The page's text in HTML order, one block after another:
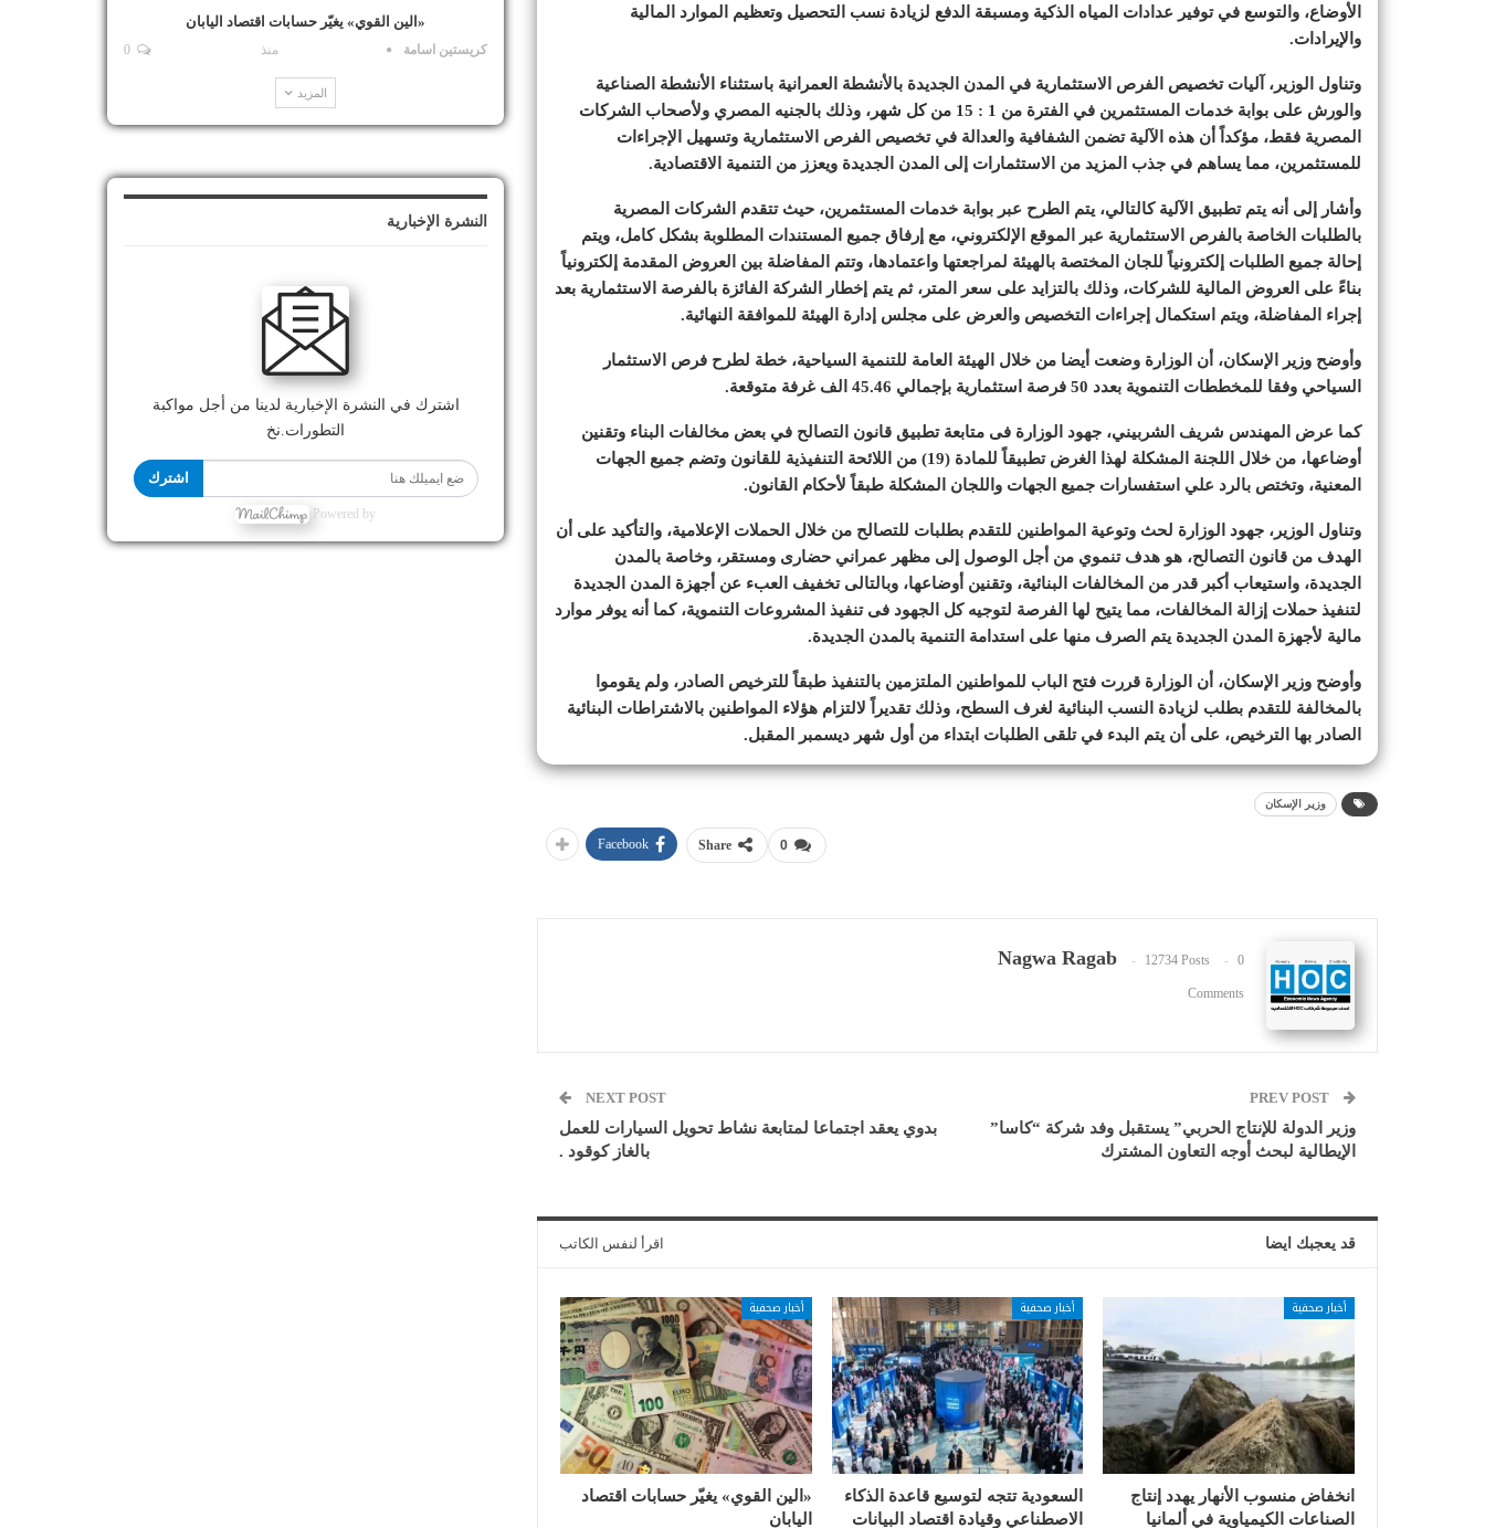
الأوضاع، والتوسع في توفير عدادات المياه الذكية ومسبقة الدفع لزيادة نسب التحصيل وتعظيم الموارد المالية
والإيرادات.
وتناول الوزير، آليات تخصيص الفرص الاستثمارية في المدن الجديدة بالأنشطة العمرانية باستثناء الأنشطة الصناعية
والورش على بوابة خدمات المستثمرين في الفترة من 1 : 15 من كل شهر، وذلك بالجنيه المصري ولأصحاب الشركات
المصرية فقط، مؤكداً أن هذه الآلية تضمن الشفافية والعدالة في تخصيص الفرص الاستثمارية وتسهيل الإجراءات
للمستثمرين، مما يساهم في جذب المزيد من الاستثمارات إلى المدن الجديدة ويعزز من التنمية الاقتصادية.
وأشار إلى أنه يتم تطبيق الآلية كالتالي، يتم الطرح عبر بوابة خدمات المستثمرين، حيث تتقدم الشركات المصرية
بالطلبات الخاصة بالفرص الاستثمارية عبر الموقع الإلكتروني، مع إرفاق جميع المستندات المطلوبة بشكل كامل، ويتم
إحالة جميع الطلبات إلكترونياً للجان المختصة بالهيئة لمراجعتها واعتمادها، وتتم المفاضلة بين العروض المقدمة إلكترونياً
بناءً على العروض المالية للشركات، وذلك بالتزايد على سعر المتر، ثم يتم إخطار الشركة الفائزة بالفرصة الاستثمارية بعد
إجراء المفاضلة، ويتم استكمال إجراءات التخصيص والعرض على مجلس إدارة الهيئة للموافقة النهائية.
وأوضح وزير الإسكان، أن الوزارة وضعت أيضا من خلال الهيئة العامة للتنمية السياحية، خطة لطرح فرص الاستثمار
السياحي وفقا للمخططات التنموية بعدد 50 فرصة استثمارية بإجمالي 45.46 الف غرفة متوقعة.
كما عرض المهندس شريف الشربيني، جهود الوزارة فى متابعة تطبيق قانون التصالح في بعض مخالفات البناء وتقنين
أوضاعها، من خلال اللجنة المشكلة لهذا الغرض تطبيقاً للمادة (19) من اللائحة التنفيذية للقانون وتضم جميع الجهات
المعنية، وتختص بالرد علي استفسارات جميع الجهات واللجان المشكلة طبقاً لأحكام القانون.
وتناول الوزير، جهود الوزارة لحث وتوعية المواطنين للتقدم بطلبات للتصالح من خلال الحملات الإعلامية، والتأكيد على أن
الهدف من قانون التصالح، هو هدف تنموي من أجل الوصول إلى مظهر عمراني حضارى ومستقر، وخاصة بالمدن
الجديدة، واستيعاب أكبر قدر من المخالفات البنائية، وتقنين أوضاعها، وبالتالى تخفيف العبء عن أجهزة المدن الجديدة
لتنفيذ حملات إزالة المخالفات، مما يتيح لها الفرصة لتوجيه كل الجهود فى تنفيذ المشروعات التنموية، كما أنه يوفر موارد
مالية لأجهزة المدن الجديدة يتم الصرف منها على استدامة التنمية بالمدن الجديدة.
وأوضح وزير الإسكان، أن الوزارة قررت فتح الباب للمواطنين الملتزمين بالتنفيذ طبقاً للترخيص الصادر، ولم يقوموا
بالمخالفة للتقدم بطلب لزيادة النسب البنائية لغرف السطح، وذلك تقديراً لالتزام هؤلاء المواطنين بالاشتراطات البنائية
الصادر بها الترخيص، على أن يتم البدء في تلقى الطلبات ابتداء من أول شهر ديسمبر المقبل.
وزير الإسكان
0
Share
Facebook
Nagwa Ragab 12734 Posts 0
Comments
وزير الدولة للإنتاج الحربي” يستقبل وفد شركة “كاسا”
الإيطالية لبحث أوجه التعاون المشترك
NEXT POST
بدوي يعقد اجتماعا لمتابعة نشاط تحويل السيارات للعمل
بالغاز كوقود .
قد يعجبك ايضا اقرأ لنفس الكاتب
أخبار صحفية
انخفاض منسوب الأنهار يهدد إنتاج
الصناعات الكيمياوية في ألمانيا
أخبار صحفية
السعودية تتجه لتوسيع قاعدة الذكاء
الاصطناعي وقيادة اقتصاد البيانات
أخبار صحفية
«الين القوي» يغيّر حسابات اقتصاد
اليابان
«الين القوي» يغيّر حسابات اقتصاد اليابان
كريستين اسامة منذ
المزيد
النشرة الإخبارية
اشترك في النشرة الإخبارية لدينا من أجل مواكبة
التطورات.نخ
اشترك
Powered by